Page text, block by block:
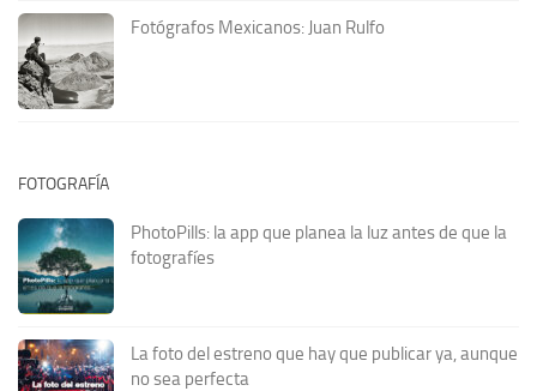
Fotógrafos Mexicanos: Juan Rulfo
FOTOGRAFÍA
PhotoPills: la app que planea la luz antes de que la
fotografíes
La foto del estreno que hay que publicar ya, aunque
no sea perfecta